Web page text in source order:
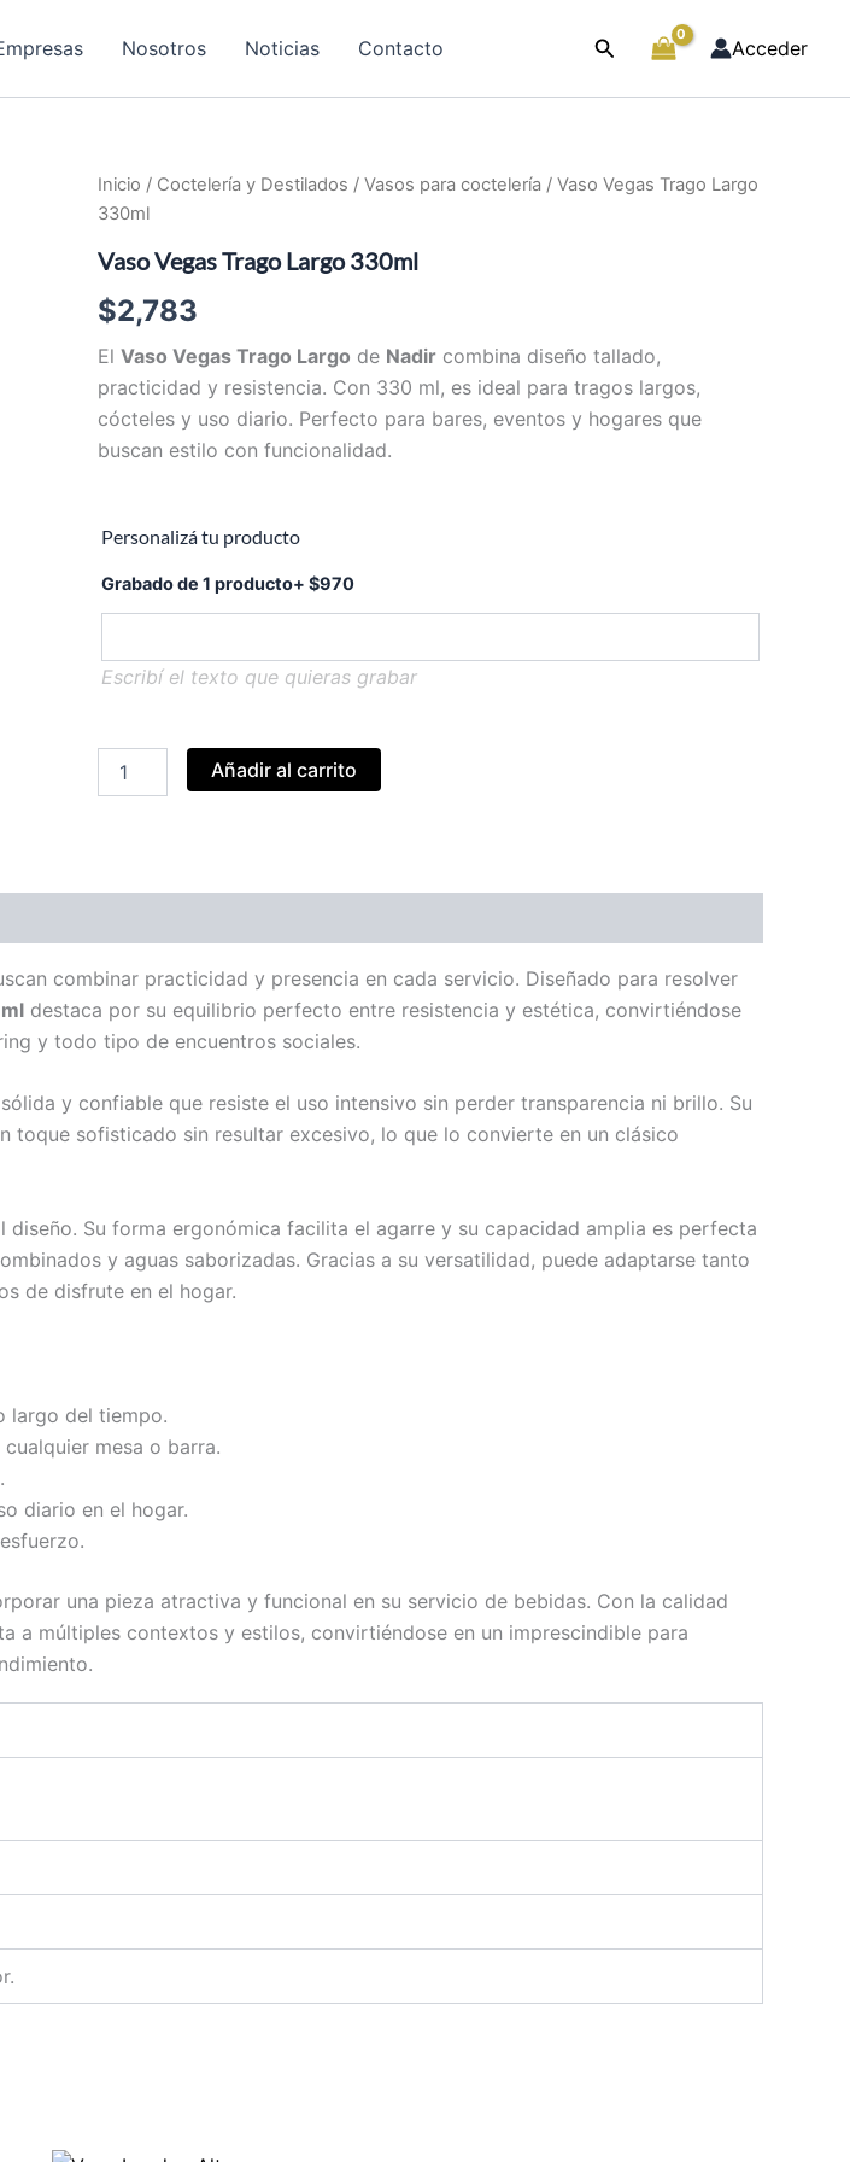
Nosotros Noticias Contacto Buscar Acceder
Inicio / Coctelería y Destilados / Vasos para coctelería / Vaso Vegas Trago Largo
330ml
Vaso Vegas Trago Largo 330ml
$2,783
El Vaso Vegas Trago Largo de Nadir combina diseño tallado,
practicidad y resistencia. Con 330 ml, es ideal para tragos largos,
cócteles y uso diario. Perfecto para bares, eventos y hogares que
buscan estilo con funcionalidad.
Personalizá tu producto
Grabado de 1 producto+ $970
Escribí el texto que quieras grabar
Vegas
Añadir al carrito
combinar practicidad y presencia en cada servicio. Diseñado para resolver
destaca por su equilibrio perfecto entre resistencia y estética, convirtiéndose
y todo tipo de encuentros sociales.
y confiable que resiste el uso intensivo sin perder transparencia ni brillo. Su
toque sofisticado sin resultar excesivo, lo que lo convierte en un clásico
Su forma ergonómica facilita el agarre y su capacidad amplia es perfecta
y aguas saborizadas. Gracias a su versatilidad, puede adaptarse tanto
de disfrute en el hogar.
largo del tiempo.
mesa o barra.
diario en el hogar.
una pieza atractiva y funcional en su servicio de bebidas. Con la calidad
a múltiples contextos y estilos, convirtiéndose en un imprescindible para